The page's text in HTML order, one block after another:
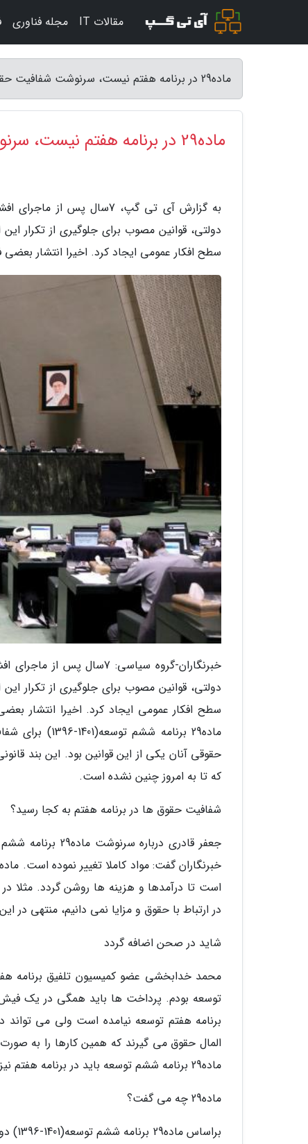
ماده29 در برنامه هفتم نیست، سرنوشت شفافیت حقوق ها پس از 7سال تعلل - آی تی گپ
ماده29 در برنامه هفتم نیست، سرنوشت شفافیت حقوق ها پس از 7سال تعلل
به گزارش آی تی گپ، 7سال
سطح افکار عمومی ایجاد کرد. اخیرا انتشار
خبرنگاران-گروه سیاسی:
سطح افکار عمومی ایجاد کرد. اخیرا انتشار
ماده29
که تا به امروز چنین نشده است.
شفافیت حقوق ها در برنامه هفتم به کجا رسید؟
جعفر قادری
است تا درآمدها و هزینه ها روشن گردد. مثلا
در ارتباط با حقوق و مزایا نمی دانیم، منتهی
شاید در صحن اضافه گردد
توسعه بودم. پرداخت ها باید همگی در یک فیش
برنامه هفتم توسعه نیامده است ولی می
المال حقوق می گیرند که همین کارها را به
ماده29 برنامه ششم توسعه باید در برنامه هفتم نیز بیاید.
ماده29 چه می گفت؟
مقالات IT مجله فناوری